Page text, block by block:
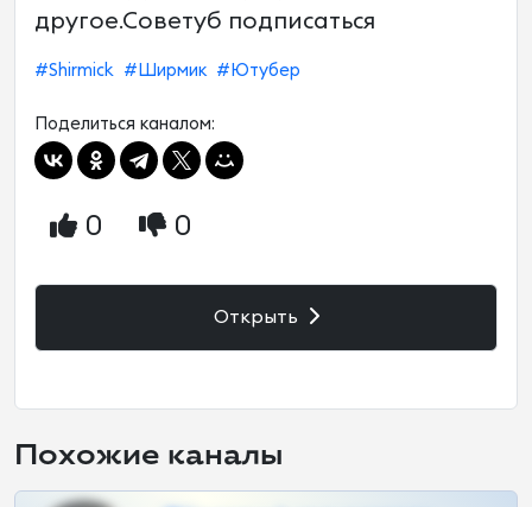
другое.Советуб подписаться
#Shirmick #Ширмик #Ютубер
Поделиться каналом:
0 0
Открыть
Похожие каналы